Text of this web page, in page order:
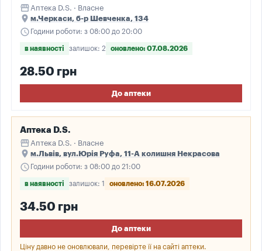
storefront Аптека D.S. · Власне
place м.Черкаси, б-р Шевченка, 134
schedule Години роботи: з 08:00 до 20:00
в наявності залишок: 2 оновлено: 07.08.2026
28.50 грн
До аптеки
Аптека D.S.
storefront Аптека D.S. · Власне
place м.Львів, вул.Юрія Руфа, 11-А колишня Некрасова
schedule Години роботи: з 08:00 до 21:00
в наявності залишок: 1 оновлено: 16.07.2026
34.50 грн
До аптеки
Ціну давно не оновлювали, перевірте її на сайті аптеки.